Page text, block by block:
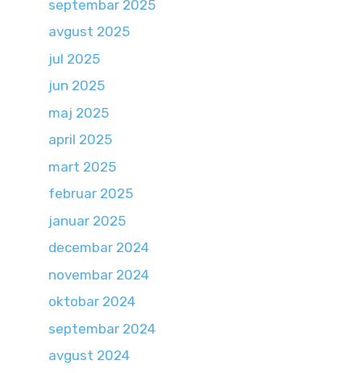
septembar 2025
avgust 2025
jul 2025
jun 2025
maj 2025
april 2025
mart 2025
februar 2025
januar 2025
decembar 2024
novembar 2024
oktobar 2024
septembar 2024
avgust 2024